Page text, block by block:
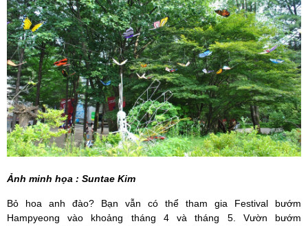
Ảnh minh họa : Suntae Kim
Bỏ hoa anh đào? Bạn vẫn có thể tham gia Festival bướm
Hampyeong vào khoảng tháng 4 và tháng 5. Vườn bướm